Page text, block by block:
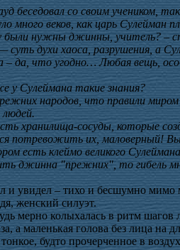
беседовал со своим учеником,
много веков, как царь Сулейман
были нужны джинны, учитель? –
духи хаоса, разрушения, а
– да, что угодно… Любая вещь,
у Сулеймана такие знания?
народов, что правили миром
хранилища-сосуды, которые
потревожить их, маловерный!
есть клеймо великого
джинна "прежних", то гибель
и увидел – тихо и бесшумно мимо
женский силуэт.
мерно колыхалась в ритм
а маленькая голова без лица
будто прочерченное в